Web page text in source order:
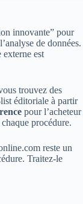
innovante” pour
de données.
externe est
trouvez des
éditoriale à partir
pour l’acheteur
procédure.
reste un
Traitez-le